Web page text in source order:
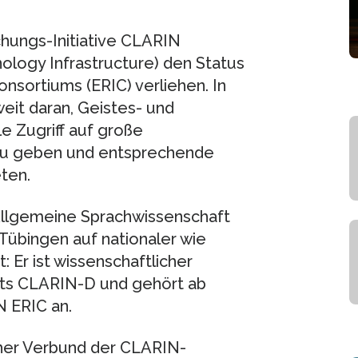
Initiative CLARIN
Infrastructure) den Status
(ERIC) verliehen. In
daran, Geistes- und
Zugriff auf große
geben und entsprechende
Sprachwissenschaft
auf nationaler wie
Er ist wissenschaftlicher
CLARIN-D und gehört ab
an.
Verbund der CLARIN-